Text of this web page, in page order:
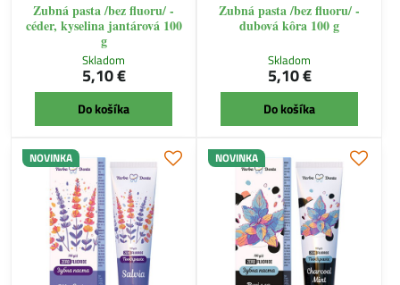
Zubná pasta /bez fluoru/ -
céder, kyselina jantárová 100
g
Skladom
5,10 €
Do košíka
Zubná pasta /bez fluoru/ -
dubová kôra 100 g
Skladom
5,10 €
Do košíka
NOVINKA NOVINKA